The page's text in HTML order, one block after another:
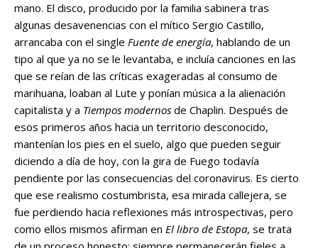
mano. El disco, producido por la familia sabinera tras
algunas desavenencias con el mítico Sergio Castillo,
arrancaba con el single Fuente de energía, hablando de un
tipo al que ya no se le levantaba, e incluía canciones en las
que se reían de las críticas exageradas al consumo de
marihuana, loaban al Lute y ponían música a la alienación
capitalista y a Tiempos modernos de Chaplin. Después de
esos primeros años hacia un territorio desconocido,
mantenían los pies en el suelo, algo que pueden seguir
diciendo a día de hoy, con la gira de Fuego todavía
pendiente por las consecuencias del coronavirus. Es cierto
que ese realismo costumbrista, esa mirada callejera, se
fue perdiendo hacia reflexiones más introspectivas, pero
como ellos mismos afirman en El libro de Estopa, se trata